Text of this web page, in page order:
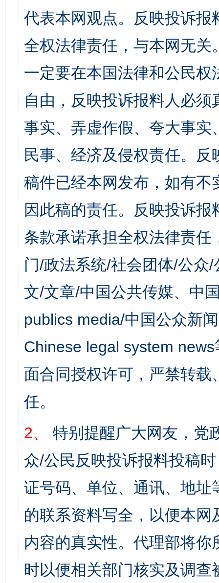
代表本网观点。反映投诉
全权法律责任，与本网无
一定要在本国法律和公民
自由，反映投诉报料人必
事实、弄虚作假、夸大事
民事、经济及侵权责任。
稿件已经本网发布，如有
因此稿的责任。反映投诉
条款承诺承担全权法律责
门/政法系统/社会团体/公众
文/文章/中国公共传媒、中
publics media/中国公众新
Chinese legal system
面合同授权许可，严禁转
任。
2、
特别提醒广大网友，党
众/公民反映投诉报料投稿
证号码、单位、通讯、地
的联系资料写全，以便本
内容的真实性。代理部将
时以便相关部门核实及调